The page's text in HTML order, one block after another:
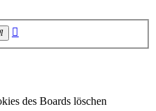
Suche
des Boards löschen